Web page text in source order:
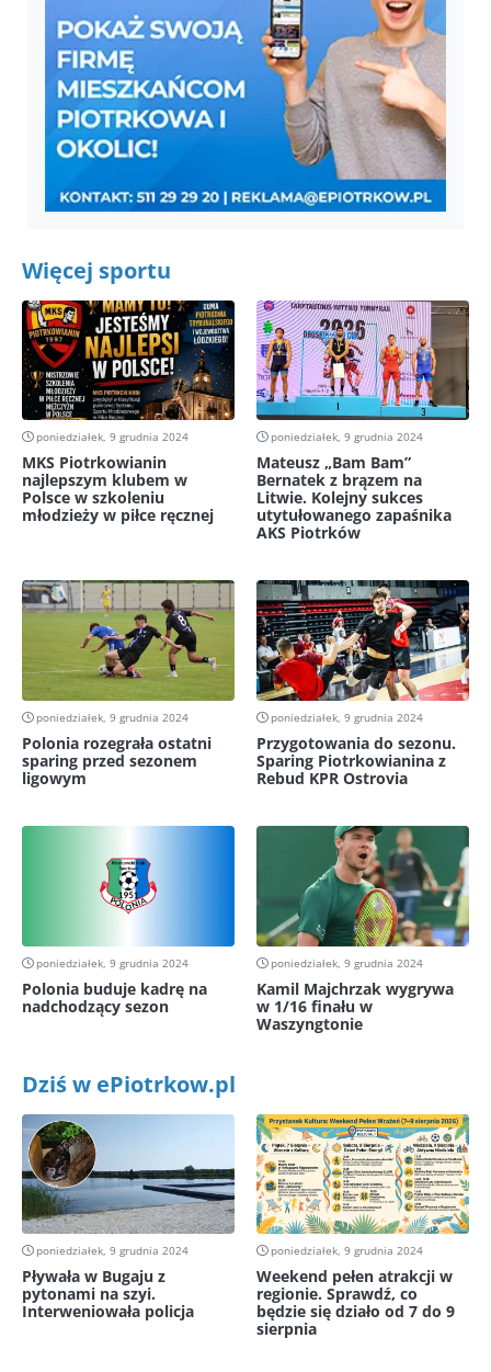
Więcej sportu
poniedziałek, 9 grudnia 2024
MKS Piotrkowianin
najlepszym klubem w
Polsce w szkoleniu
młodzieży w piłce ręcznej
poniedziałek, 9 grudnia 2024
Mateusz „Bam Bam”
Bernatek z brązem na
Litwie. Kolejny sukces
utytułowanego zapaśnika
AKS Piotrków
poniedziałek, 9 grudnia 2024
Polonia rozegrała ostatni
sparing przed sezonem
ligowym
poniedziałek, 9 grudnia 2024
Przygotowania do sezonu.
Sparing Piotrkowianina z
Rebud KPR Ostrovia
poniedziałek, 9 grudnia 2024
Polonia buduje kadrę na
nadchodzący sezon
poniedziałek, 9 grudnia 2024
Kamil Majchrzak wygrywa
w 1/16 finału w
Waszyngtonie
Dziś w ePiotrkow.pl
poniedziałek, 9 grudnia 2024
Pływała w Bugaju z
pytonami na szyi.
Interweniowała policja
poniedziałek, 9 grudnia 2024
Weekend pełen atrakcji w
regionie. Sprawdź, co
będzie się działo od 7 do 9
sierpnia